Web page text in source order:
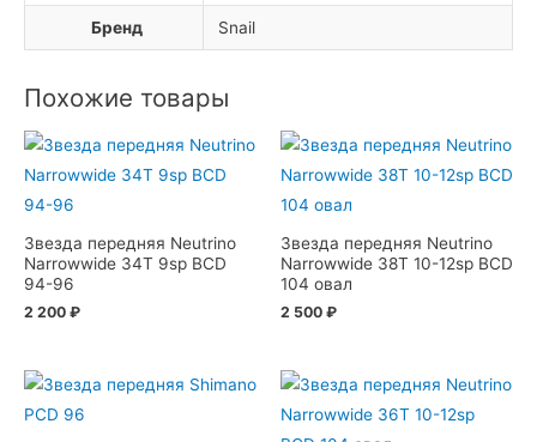
Бренд Snail
Похожие товары
Звезда передняя Neutrino
Narrowwide 34T 9sp BCD
94-96
2 200 ₽
Звезда передняя Neutrino
Narrowwide 38T 10-12sp BCD
104 овал
2 500 ₽